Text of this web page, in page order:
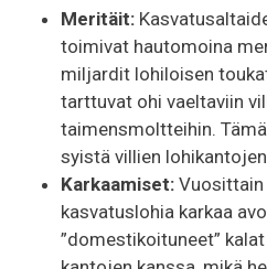
Meritäit:
toimivat hautomoina
miljardit lohiloisen
tarttuvat ohi vaeltaviin
taimensmoltteihin.
syistä villien
Karkaamiset:
kasvatuslohia karkaa
”domestikoituneet”